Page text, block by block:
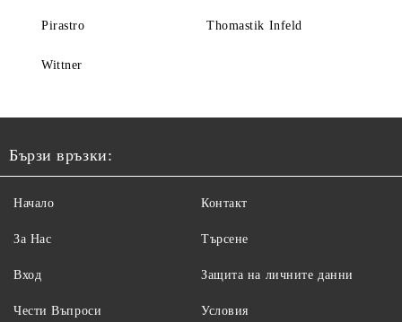
Pirastro Thomastik Infeld
Wittner
Бързи връзки:
Начало
За Нас
Вход
Чести Въпроси
Контакт
Търсене
Защита на личните данни
Условия